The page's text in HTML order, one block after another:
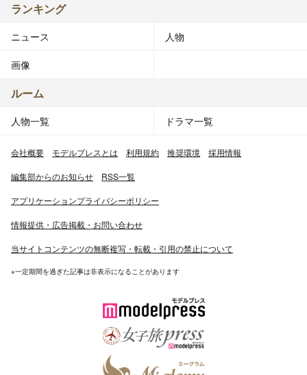
ランキング
ニュース 人物
画像
ルーム
人物一覧 ドラマ一覧
会社概要 モデルプレスとは 利用規約 推奨環境 採用情報
編集部からのお知らせ RSS一覧
アプリケーションプライバシーポリシー
情報提供・広告掲載・お問い合わせ
当サイトコンテンツの無断複写・転載・引用の禁止について
※一定期間を過ぎた記事は非表示になることがあります